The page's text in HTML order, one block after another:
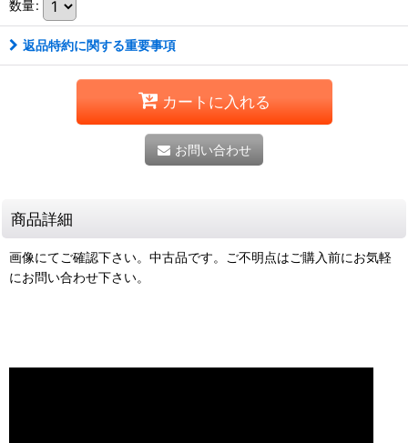
数量:
返品特約に関する重要事項
カートに入れる
お問い合わせ
商品詳細
画像にてご確認下さい。中古品です。ご不明点はご購入前にお気軽
にお問い合わせ下さい。